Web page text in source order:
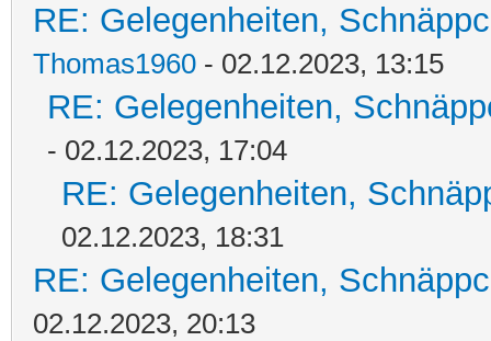
RE: Gelegenheiten,
Thomas1960 - 02.12.2023, 13:15
RE: Gelegenheiten,
- 02.12.2023, 17:04
RE: Gelegenheiten,
02.12.2023, 18:31
RE: Gelegenheiten,
02.12.2023, 20:13